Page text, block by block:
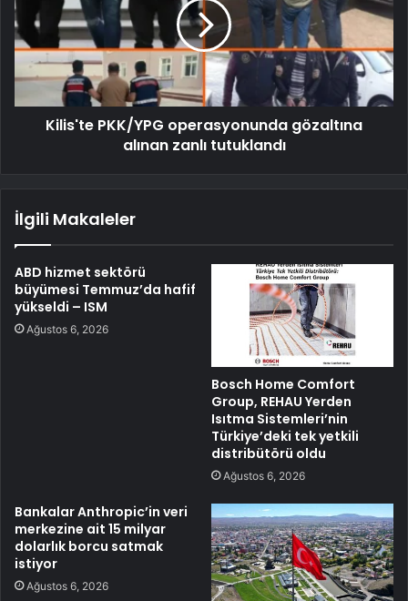
Kilis'te PKK/YPG operasyonunda gözaltına
alınan zanlı tutuklandı
İlgili Makaleler
ABD hizmet sektörü
büyümesi Temmuz’da hafif
yükseldi – ISM
Ağustos 6, 2026
Bosch Home Comfort
Group, REHAU Yerden
Isıtma Sistemleri’nin
Türkiye’deki tek yetkili
distribütörü oldu
Ağustos 6, 2026
Bankalar Anthropic’in veri
merkezine ait 15 milyar
dolarlık borcu satmak
istiyor
Ağustos 6, 2026